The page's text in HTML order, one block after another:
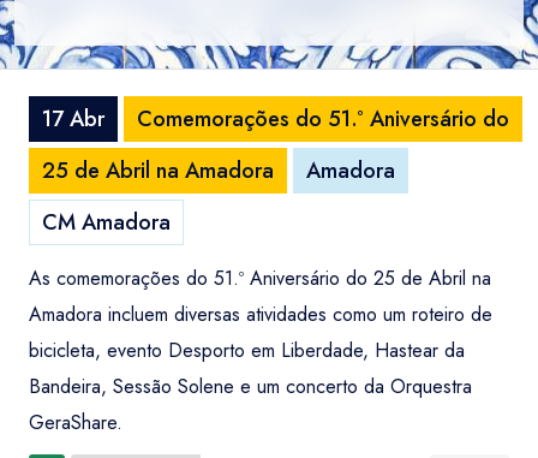
17 Abr
Comemorações do 51.º Aniversário do
25 de Abril na Amadora
Amadora
CM Amadora
As comemorações do 51.º Aniversário do 25 de Abril na
Amadora incluem diversas atividades como um roteiro de
bicicleta, evento Desporto em Liberdade, Hastear da
Bandeira, Sessão Solene e um concerto da Orquestra
GeraShare.